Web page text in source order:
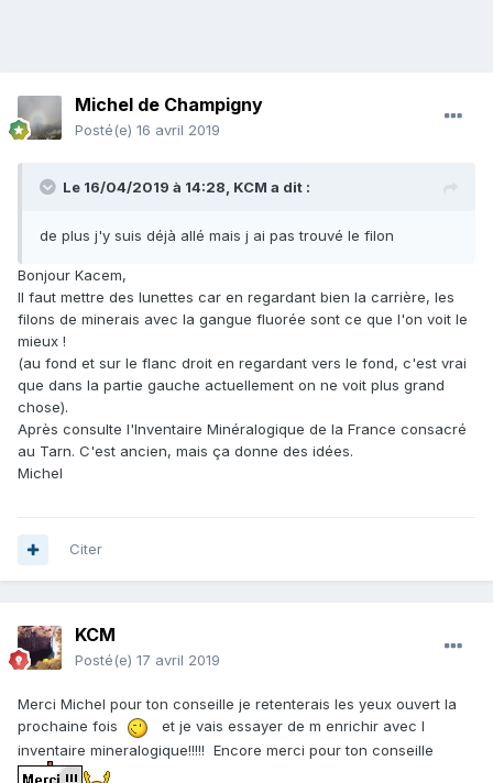
Michel de Champigny
Posté(e) 16 avril 2019
Le 16/04/2019 à 14:28, KCM a dit :
de plus j'y suis déjà allé mais j ai pas trouvé le filon
Bonjour Kacem,
Il faut mettre des lunettes car en regardant bien la carrière, les
filons de minerais avec la gangue fluorée sont ce que l'on voit le
mieux !
(au fond et sur le flanc droit en regardant vers le fond, c'est vrai
que dans la partie gauche actuellement on ne voit plus grand
chose).
Après consulte l'Inventaire Minéralogique de la France consacré
au Tarn. C'est ancien, mais ça donne des idées.
Michel
Citer
KCM
Posté(e) 17 avril 2019
Merci Michel pour ton conseille je retenterais les yeux ouvert la
prochaine fois
et je vais essayer de m enrichir avec l
inventaire mineralogique!!!!! Encore merci pour ton conseille